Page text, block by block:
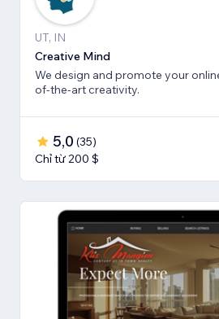
UT, IN
Creative Mind
We design and promote your
of-the-art creativity.
5,0 (35)
Chỉ từ 200 $